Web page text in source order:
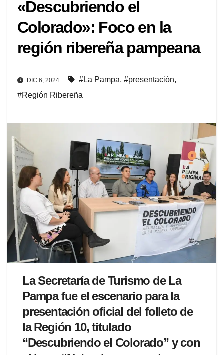
«Descubriendo el
Colorado»: Foco en la
región ribereña pampeana
DIC 6, 2024 #La Pampa, #presentación,
#Región Ribereña
La Secretaría de Turismo de La
Pampa fue el escenario para la
presentación oficial del folleto de
la Región 10, titulado
“Descubriendo el Colorado” y con